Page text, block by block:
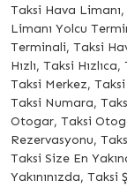
Taksi Hava
Limanı Yolcu
Terminali, Taksi
Hızlı, Taksi
Taksi Merkez,
Taksi Numara,
Otogar, Taksi
Rezervasyonu,
Taksi Size En
Yakınınızda,